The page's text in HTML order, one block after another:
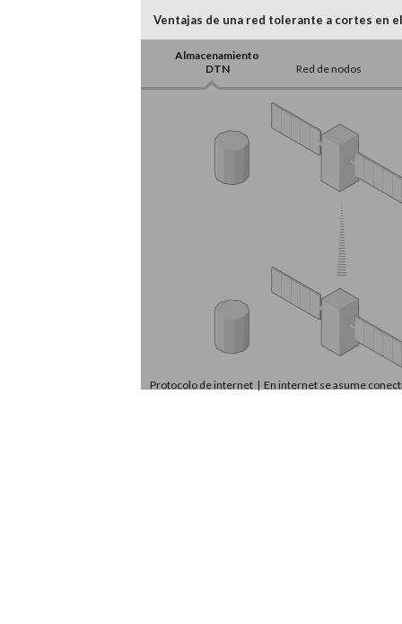
Ventajas de una red tolerante a cortes en
Almacenamiento
DTN
Red de nodos
Protocolo de internet | En internet se asume